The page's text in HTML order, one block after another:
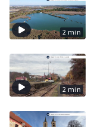
2 min
2 min